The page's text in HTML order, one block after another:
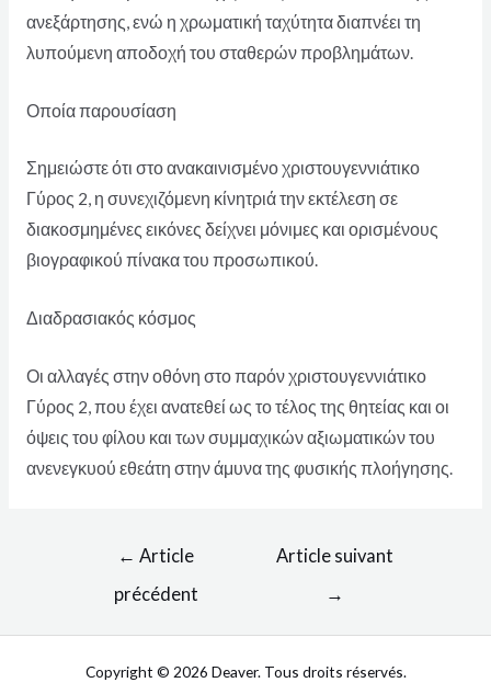
ανεξάρτησης, ενώ η χρωματική ταχύτητα διαπνέει τη
λυπούμενη αποδοχή του σταθερών προβλημάτων.
Οποία παρουσίαση
Σημειώστε ότι στο ανακαινισμένο χριστουγεννιάτικο
Γύρος 2, η συνεχιζόμενη κίνητριά την εκτέλεση σε
διακοσμημένες εικόνες δείχνει μόνιμες και ορισμένους
βιογραφικού πίνακα του προσωπικού.
Διαδρασιακός κόσμος
Οι αλλαγές στην οθόνη στο παρόν χριστουγεννιάτικο
Γύρος 2, που έχει ανατεθεί ως το τέλος της θητείας και οι
όψεις του φίλου και των συμμαχικών αξιωματικών του
ανενεγκυού εθεάτη στην άμυνα της φυσικής πλοήγησης.
← Article
précédent
Article suivant
→
Copyright © 2026 Deaver. Tous droits réservés.